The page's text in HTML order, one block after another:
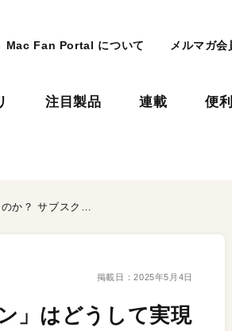
Mac Fan Portal について メルマガ会
注目製品 連載 便
Apple Musicの「3カ月無料キャンペーン」はどうして実現できるのか？ サブスクの「無料体験期間」の裏側を考察する
掲載日：2025年5月4日
」はどうして実現